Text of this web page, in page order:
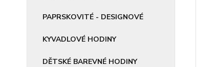
PAPRSKOVITÉ - DESIGNOVÉ
KYVADLOVÉ HODINY
DĚTSKÉ BAREVNÉ HODINY